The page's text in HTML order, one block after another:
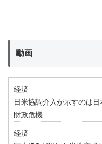
動画
経済
日米協調介入が示すのは
財政危機
経済